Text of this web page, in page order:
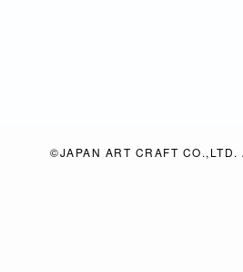
©JAPAN ART CRAFT